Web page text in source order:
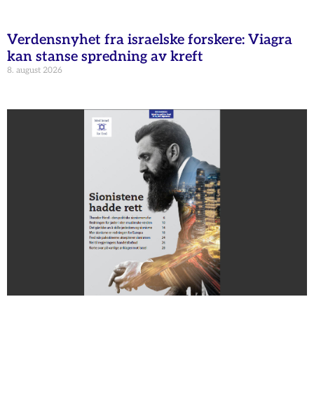
Verdensnyhet fra israelske forskere: Viagra
kan stanse spredning av kreft
8. august 2026